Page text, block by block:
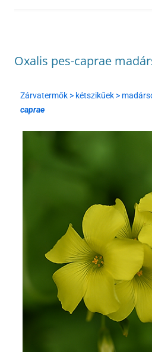
Oxalis pes-caprae
Zárvatermők > kétszikűek >
caprae